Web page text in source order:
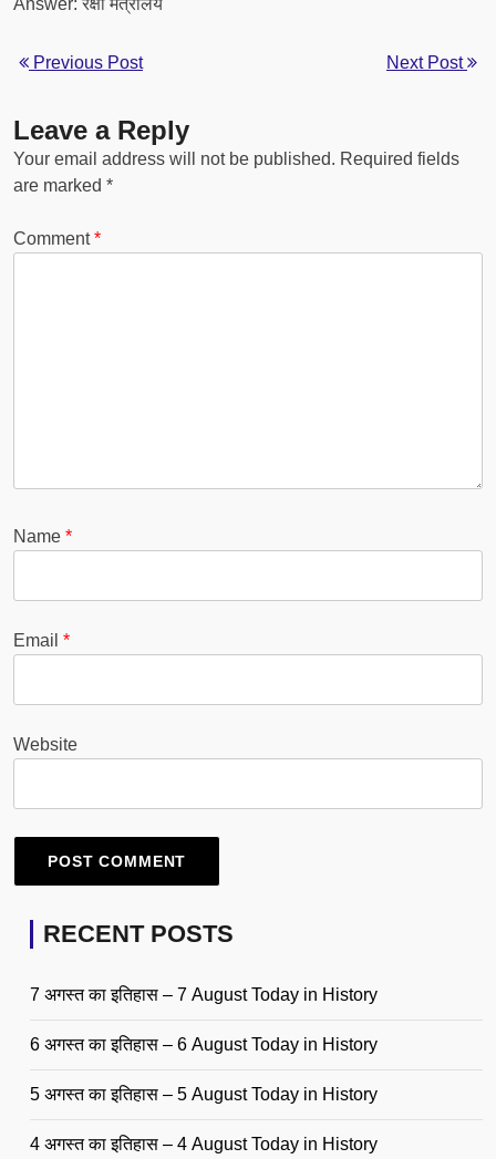
Answer: रक्षा मंत्रालय
Previous Post Next Post
Leave a Reply
Your email address will not be published. Required fields
are marked *
Comment*
Name *
Email *
Website
RECENT POSTS
7 अगस्त का इतिहास – 7 August Today in History
6 अगस्त का इतिहास – 6 August Today in History
5 अगस्त का इतिहास – 5 August Today in History
4 अगस्त का इतिहास – 4 August Today in History